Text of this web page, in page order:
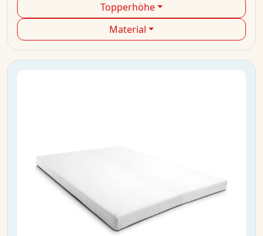
Topperhöhe
Material